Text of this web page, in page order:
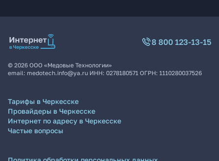
8 800 123-13-15
© 2026 ООО «Медовые Технологии»
email: medotech.info@ya.ru ИНН: 0278180571 ОГРН: 1110280037526
Тарифы в Черкесске
Провайдеры в Черкесске
Интернет по адресу в Черкесске
Частые вопросы